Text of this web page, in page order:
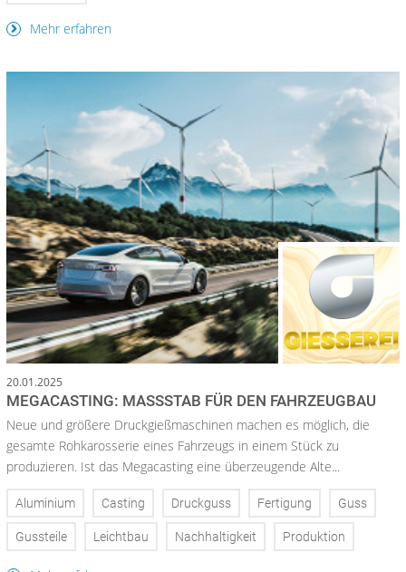
Mehr erfahren
20.01.2025
MEGACASTING: MASSSTAB FÜR DEN FAHRZEUGBAU
Neue und größere Druckgießmaschinen machen es möglich, die
gesamte Rohkarosserie eines Fahrzeugs in einem Stück zu
produzieren. Ist das Megacasting eine überzeugende Alte...
Aluminium Casting Druckguss Fertigung Guss
Gussteile Leichtbau Nachhaltigkeit Produktion